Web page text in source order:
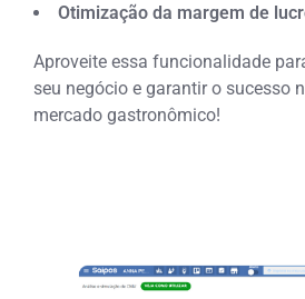
Otimização da margem de
Aproveite essa funcionalidade
seu negócio e garantir o sucesso
mercado gastronômico!